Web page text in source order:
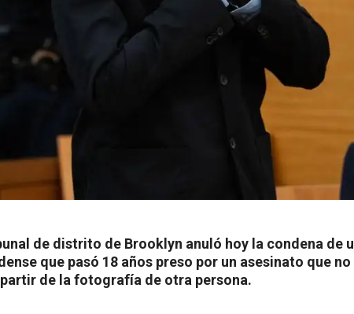
de distrito de Brooklyn anuló hoy la condena de
que pasó 18 años preso por un asesinato que
de la fotografía de otra persona.